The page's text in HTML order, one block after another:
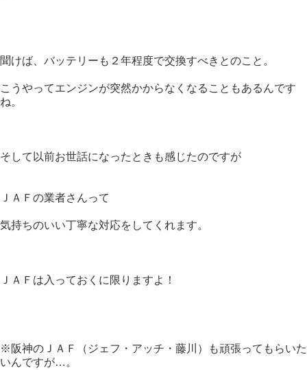
聞けば、バッテリーも２年程度で交換すべきとのこと。
こうやってエンジンが突然かからなくなることもあるんです
ね。
そして以前お世話になったときも感じたのですが
ＪＡＦの業者さんって
気持ちのいい丁寧な対応をしてくれます。
ＪＡＦは入っておくに限りますよ！
※阪神のＪＡＦ（ジェフ・アッチ・藤川）も頑張ってもらいた
いんですが…。